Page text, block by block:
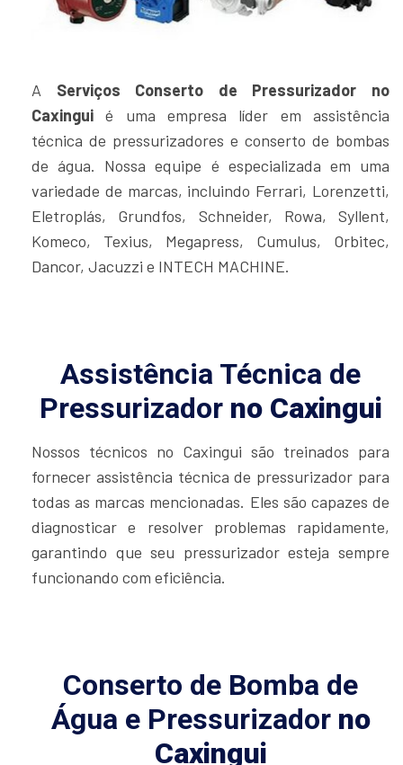
A Serviços Conserto de Pressurizador no
Caxinguié uma empresa líder em assistência
técnica de pressurizadores e conserto de bombas
de água. Nossa equipe é especializada em uma
variedade de marcas, incluindo Ferrari, Lorenzetti,
Eletroplás, Grundfos, Schneider, Rowa, Syllent,
Komeco, Texius, Megapress, Cumulus, Orbitec,
Dancor, Jacuzzi e INTECH MACHINE.
Assistência Técnica de
Pressurizador no Caxingui
Nossos técnicos no Caxingui são treinados para
fornecer assistência técnica de pressurizador para
todas as marcas mencionadas. Eles são capazes de
diagnosticar e resolver problemas rapidamente,
garantindo que seu pressurizador esteja sempre
funcionando com eficiência.
Conserto de Bomba de
Água e Pressurizador no
Caxingui